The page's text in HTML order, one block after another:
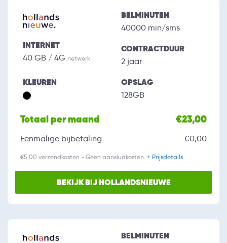
INTERNET
40 GB / 4G netwerk
BELMINUTEN
40000 min/sms
CONTRACTDUUR
2 jaar
KLEUREN OPSLAG
128GB
Totaal per maand €23,00
Eenmalige bijbetaling €0,00
€5,00 verzendkosten - Geen aansluitkosten. + Prijsdetails
BEKIJK BIJ HOLLANDSNIEUWE
BELMINUTEN